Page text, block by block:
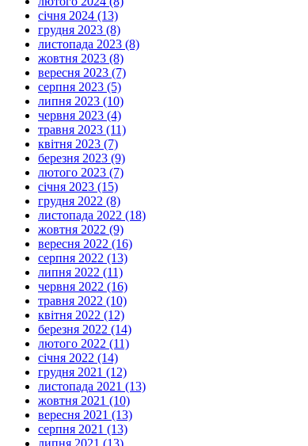
січня 2024 (13)
грудня 2023 (8)
листопада 2023 (8)
жовтня 2023 (8)
вересня 2023 (7)
серпня 2023 (5)
липня 2023 (10)
червня 2023 (4)
травня 2023 (11)
квітня 2023 (7)
березня 2023 (9)
лютого 2023 (7)
січня 2023 (15)
грудня 2022 (8)
листопада 2022 (18)
жовтня 2022 (9)
вересня 2022 (16)
серпня 2022 (13)
липня 2022 (11)
червня 2022 (16)
травня 2022 (10)
квітня 2022 (12)
березня 2022 (14)
лютого 2022 (11)
січня 2022 (14)
грудня 2021 (12)
листопада 2021 (13)
жовтня 2021 (10)
вересня 2021 (13)
серпня 2021 (13)
липня 2021 (13)